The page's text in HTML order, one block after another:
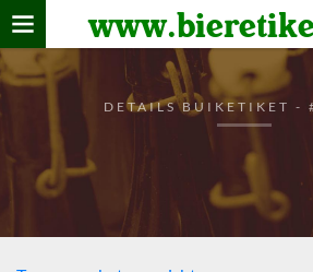
Home
verzamelen
De bierkaart
Bezoekers
DETAILS BUIKETIKET -